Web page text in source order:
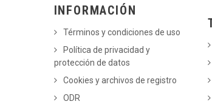
INFORMACIÓN
Términos y condiciones de uso
Política de privacidad y
protección de datos
Cookies y archivos de registro
ODR